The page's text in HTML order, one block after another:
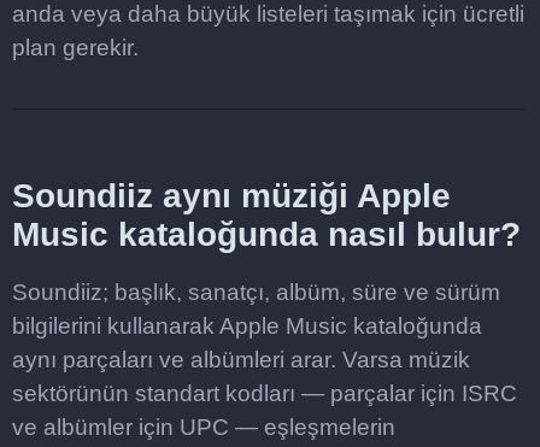
anda veya daha büyük listeleri taşımak için ücretli
plan gerekir.
Soundiiz aynı müziği Apple
Music kataloğunda nasıl bulur?
Soundiiz; başlık, sanatçı, albüm, süre ve sürüm
bilgilerini kullanarak Apple Music kataloğunda
aynı parçaları ve albümleri arar. Varsa müzik
sektörünün standart kodları — parçalar için ISRC
ve albümler için UPC — eşleşmelerin